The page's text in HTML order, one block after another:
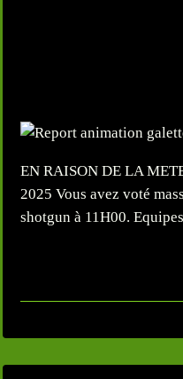
EN RAISON DE LA
2025 Vous avez voté
shotgun à 11H00.